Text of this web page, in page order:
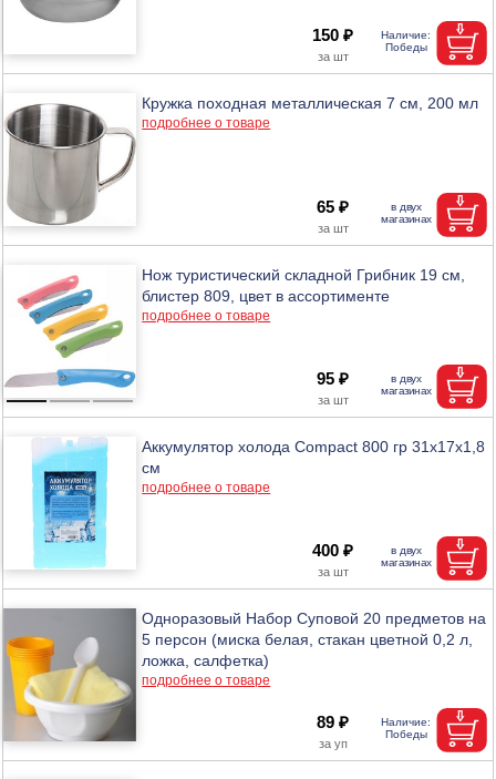
150 ₽
Кружка походная металлическая 7 см, 200 мл
подробнее о товаре
65 ₽
Нож туристический складной Грибник 19 см,
блистер 809, цвет в ассортименте
подробнее о товаре
95 ₽
Аккумулятор холода Compact 800 гр 31х17х1,8
см
подробнее о товаре
400 ₽
Одноразовый Набор Суповой 20 предметов на
5 персон (миска белая, стакан цветной 0,2 л,
ложка, салфетка)
подробнее о товаре
89 ₽